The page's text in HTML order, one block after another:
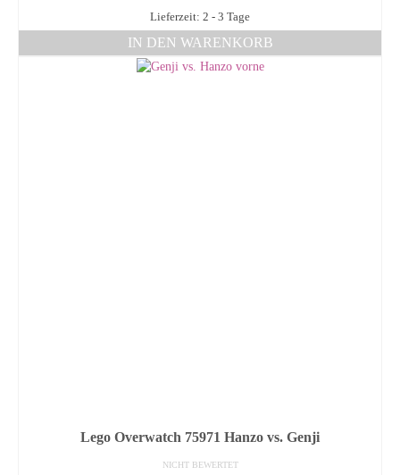
Lieferzeit: 2 - 3 Tage
IN DEN WARENKORB
Lego Overwatch 75971 Hanzo vs. Genji
NICHT BEWERTET